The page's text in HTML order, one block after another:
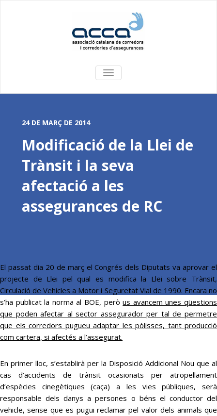
COMMUTA
LA
24 DE MARÇ DE 2014
Modificació de la Llei de
Trànsit i la seva
afectació a les
assegurances de RC
El passat dia 20 de març el Congrés dels Diputats va aprovar el
projecte de Llei pel qual es modifica la Llei sobre Trànsit,
Circulació de Vehicles a Motor i Seguretat Vial de 1990. Encara no
s’ha publicat la norma al BOE, peròus avancem unes qüestions
que poden afectar al sector assegurador per tal de permetre
que els corredors pugueu adaptar les pòlisses, tant producció
com cartera, si afectés a l’assegurat.
En primer lloc, s’establirà per la Disposició Addicional Nou que al
cas d’accidents de trànsit ocasionats per atropellament
d’espècies cinegètiques (caça) a les vies públiques, serà
responsable dels danys a persones o béns el conductor del
vehicle, sense que es pugui reclamar pel valor dels animals que